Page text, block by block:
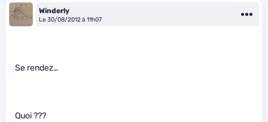
Winderly
Le 30/08/2012 à 11h07
Se rendez…
Quoi ???